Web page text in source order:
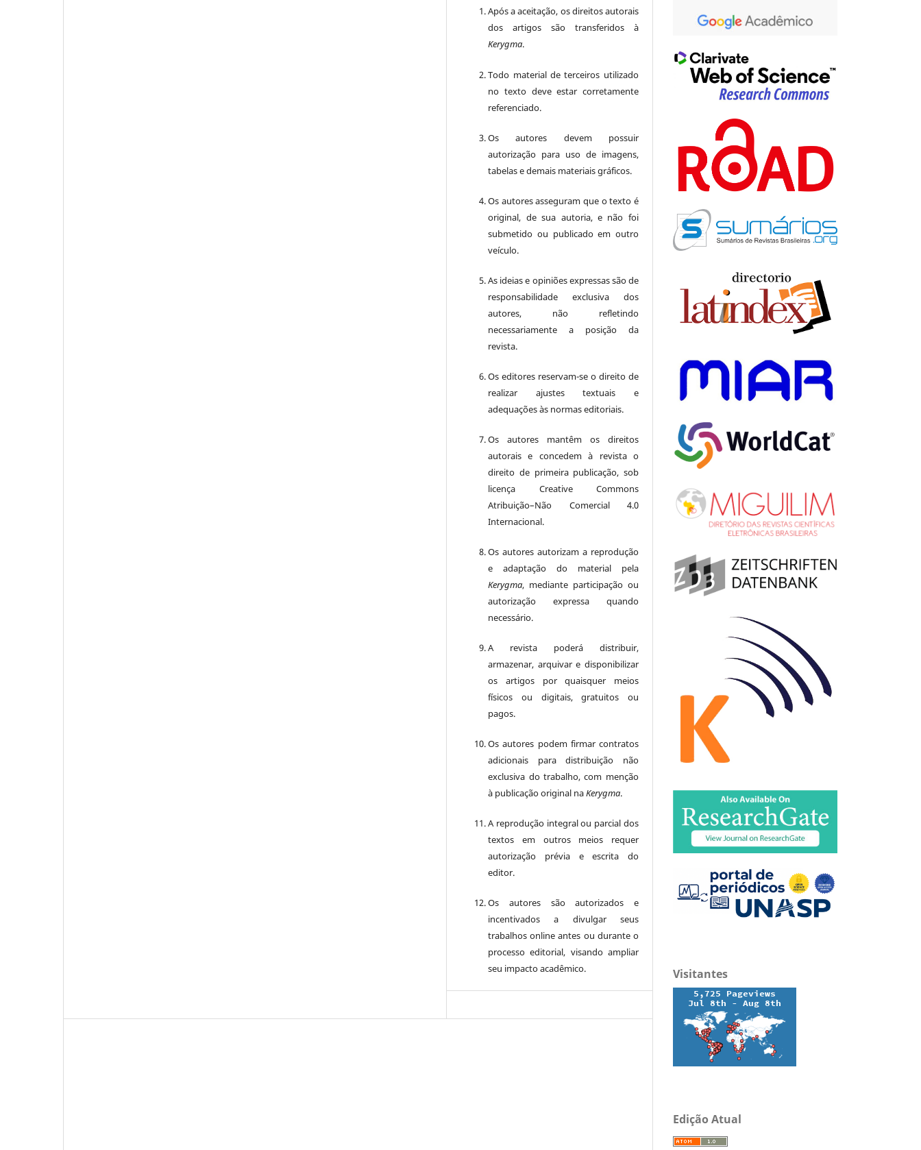
Após a aceitação, os direitos autorais
dos artigos são transferidos à
Kerygma.
Todo material de terceiros utilizado
no texto deve estar corretamente
referenciado.
Os autores devem possuir
autorização para uso de imagens,
tabelas e demais materiais gráficos.
Os autores asseguram que o texto é
original, de sua autoria, e não foi
submetido ou publicado em outro
veículo.
As ideias e opiniões expressas são de
responsabilidade exclusiva dos
autores, não refletindo
necessariamente a posição da
revista.
Os editores reservam-se o direito de
realizar ajustes textuais e
adequações às normas editoriais.
Os autores mantêm os direitos
autorais e concedem à revista o
direito de primeira publicação, sob
licença Creative Commons
Atribuição–Não Comercial 4.0
Internacional.
Os autores autorizam a reprodução
e adaptação do material pela
Kerygma, mediante participação ou
autorização expressa quando
necessário.
A revista poderá distribuir,
armazenar, arquivar e disponibilizar
os artigos por quaisquer meios
físicos ou digitais, gratuitos ou
pagos.
Os autores podem firmar contratos
adicionais para distribuição não
exclusiva do trabalho, com menção
à publicação original naKerygma.
A reprodução integral ou parcial dos
textos em outros meios requer
autorização prévia e escrita do
editor.
Os autores são autorizados e
incentivados a divulgar seus
trabalhos online antes ou durante o
processo editorial, visando ampliar
seu impacto acadêmico.
Visitantes
Edição Atual